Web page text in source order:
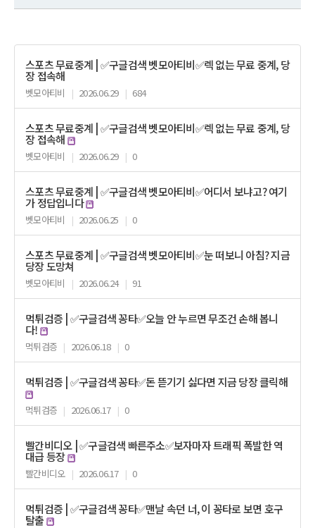
스포츠 무료중계 | ✅구글검색 벳모아티비✅렉 없는 무료 중계, 당
장 접속해
벳모아티비 | 2026.06.29 | 684
스포츠 무료중계 | ✅구글검색 벳모아티비✅렉 없는 무료 중계, 당
장 접속해
벳모아티비 | 2026.06.29 | 0
스포츠 무료중계 | ✅구글검색 벳모아티비✅어디서 보냐고? 여기
가 정답입니다
벳모아티비 | 2026.06.25 | 0
스포츠 무료중계 | ✅구글검색 벳모아티비✅눈 떠보니 아침? 지금
당장 도망쳐
벳모아티비 | 2026.06.24 | 91
먹튀검증 | ✅구글검색 꽁타✅오늘 안 누르면 무조건 손해 봅니
다!
먹튀검증 | 2026.06.18 | 0
먹튀검증 | ✅구글검색 꽁타✅돈 뜯기기 싫다면 지금 당장 클릭해
먹튀검증 | 2026.06.17 | 0
빨간비디오 | ✅구글검색 빠른주소✅보자마자 트래픽 폭발한 역
대급 등장
빨간비디오 | 2026.06.17 | 0
먹튀검증 | ✅구글검색 꽁타✅맨날 속던 너, 이 꽁타로 보면 호구
탈출